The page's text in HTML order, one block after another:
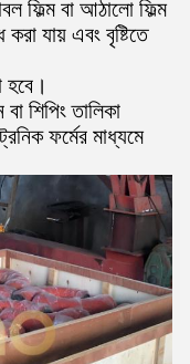
ফিল্ম বা আঠালো ফিল্ম
যায় এবং বৃষ্টিতে
হবে।
শিপিং তালিকা
ফর্মের মাধ্যমে